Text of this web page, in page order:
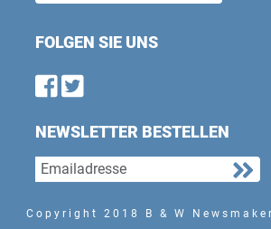
FOLGEN SIE UNS
Find us on
Follow us on
NEWSLETTER BESTELLEN
Copyright 2018 B & W